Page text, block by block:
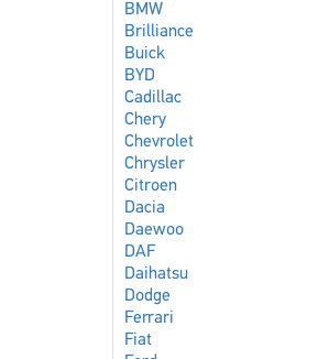
BMW
Brilliance
Buick
BYD
Cadillac
Chery
Chevrolet
Chrysler
Citroen
Dacia
Daewoo
DAF
Daihatsu
Dodge
Ferrari
Fiat